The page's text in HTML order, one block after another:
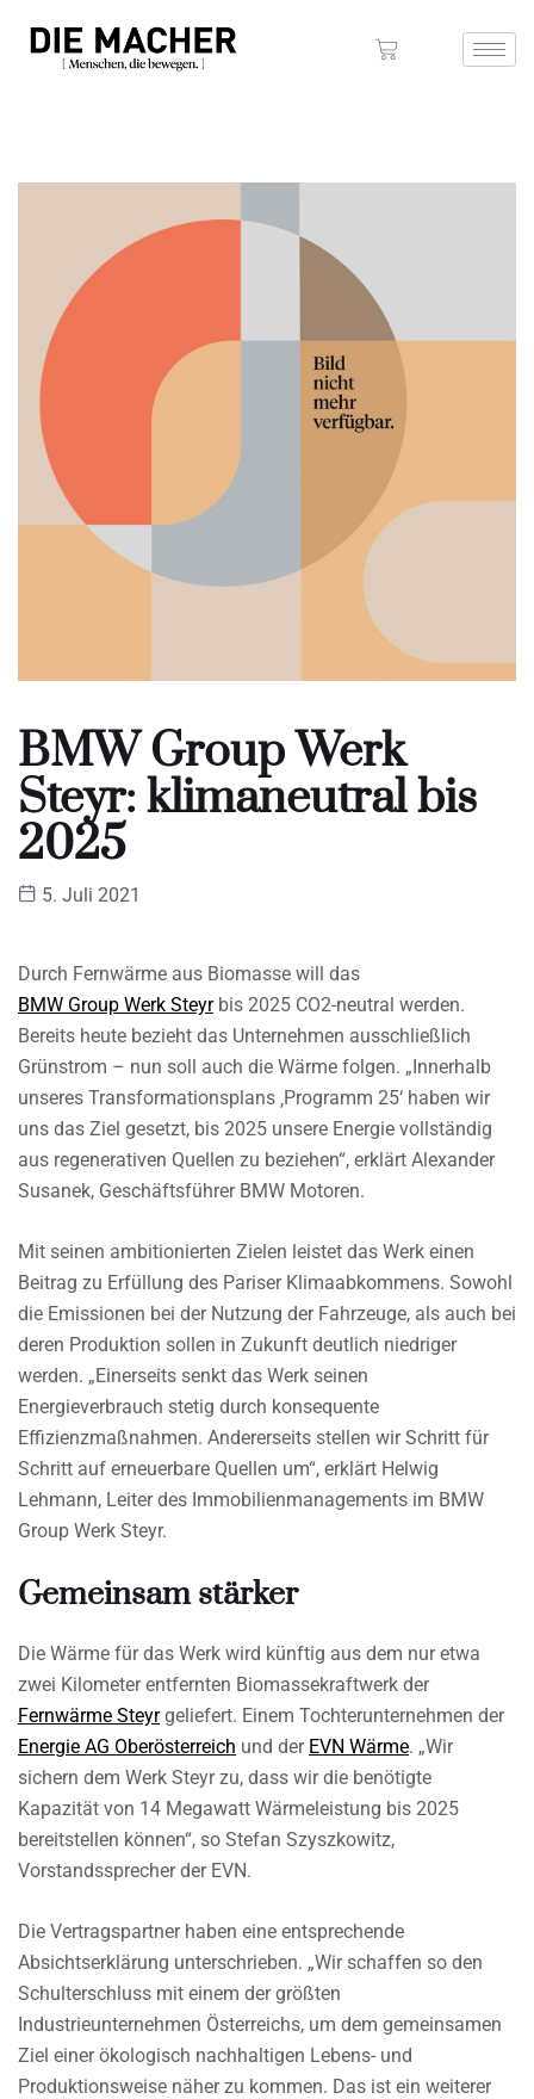
BMW Group Werk
Steyr: klimaneutral bis
2025
5. Juli 2021
Durch Fernwärme aus Biomasse will das
BMW Group Werk Steyrbis 2025 CO2-neutral werden.
Bereits heute bezieht das Unternehmen ausschließlich
Grünstrom – nun soll auch die Wärme folgen. „Innerhalb
unseres Transformationsplans ‚Programm 25‘ haben wir
uns das Ziel gesetzt, bis 2025 unsere Energie vollständig
aus regenerativen Quellen zu beziehen“, erklärt Alexander
Susanek, Geschäftsführer BMW Motoren.
Mit seinen ambitionierten Zielen leistet das Werk einen
Beitrag zu Erfüllung des Pariser Klimaabkommens. Sowohl
die Emissionen bei der Nutzung der Fahrzeuge, als auch bei
deren Produktion sollen in Zukunft deutlich niedriger
werden. „Einerseits senkt das Werk seinen
Energieverbrauch stetig durch konsequente
Effizienzmaßnahmen. Andererseits stellen wir Schritt für
Schritt auf erneuerbare Quellen um“, erklärt Helwig
Lehmann, Leiter des Immobilienmanagements im BMW
Group Werk Steyr.
Gemeinsam stärker
Die Wärme für das Werk wird künftig aus dem nur etwa
zwei Kilometer entfernten Biomassekraftwerk der
Fernwärme Steyrgeliefert. Einem Tochterunternehmen der
Energie AG Oberösterreich und der EVN Wärme. „Wir
sichern dem Werk Steyr zu, dass wir die benötigte
Kapazität von 14 Megawatt Wärmeleistung bis 2025
bereitstellen können“, so Stefan Szyszkowitz,
Vorstandssprecher der EVN.
Die Vertragspartner haben eine entsprechende
Absichtserklärung unterschrieben. „Wir schaffen so den
Schulterschluss mit einem der größten
Industrieunternehmen Österreichs, um dem gemeinsamen
Ziel einer ökologisch nachhaltigen Lebens- und
Produktionsweise näher zu kommen. Das ist ein weiterer